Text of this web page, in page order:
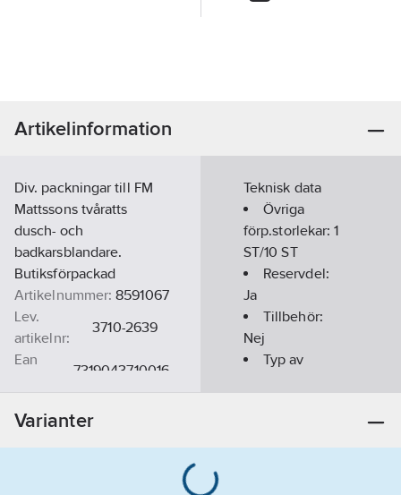
Artikelinformation
Div. packningar till FM
Mattssons tvåratts
dusch- och
badkarsblandare.
Butiksförpackad
Artikelnummer: 8591067
Lev.
artikelnr:
3710-2639
Ean
7319043710016
Teknisk data
Övriga
förp.storlekar:1
ST/10 ST
Reservdel:
Ja
Tillbehör:
Nej
Typ av
Tvågrepp
Varianter